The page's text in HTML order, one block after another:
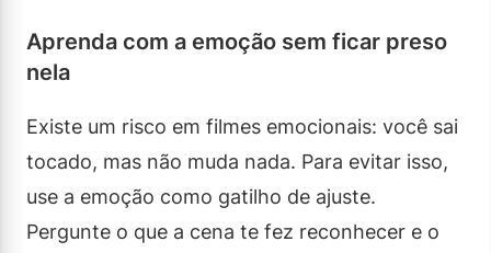
Aprenda com a emoção sem ficar preso
nela
Existe um risco em filmes emocionais: você sai
tocado, mas não muda nada. Para evitar isso,
use a emoção como gatilho de ajuste.
Pergunte o que a cena te fez reconhecer e o